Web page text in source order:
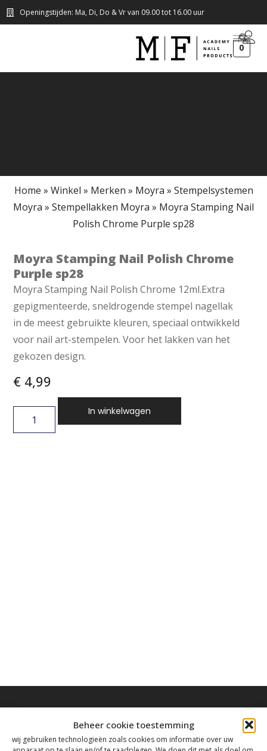
Beheer cookie toestemming
wij gebruiken technologieën zoals cookies om informatie over uw
Openingstijden: Ma, Di, Do & Vr van 09.00 tot 16.00 uur
0
Home » Winkel » Merken » Moyra » Stempelsystemen
Moyra » Stempellakken Moyra » Moyra Stamping Nail
Polish Chrome Purple sp28
Moyra Stamping Nail Polish Chrome
Purple sp28
Moyra Stamping Nail Polish Chrome 12ml.Extra
gepigmenteerde, sneldrogende stempel nagellak
in de meest gebruikte kleuren, speciaal ontwikkeld
voor nail art-stempelen. Voor het lakken van het
gekozen design.
€ 4,99
In winkelwagen